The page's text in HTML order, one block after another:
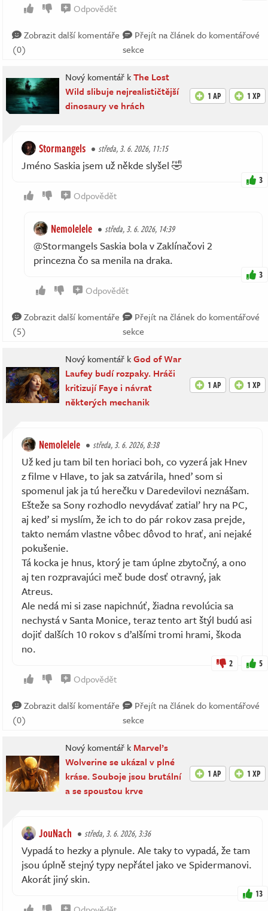
Odpovědět
Zobrazit další komentáře
(0)
Přejít na článek do komentářové
sekce
Nový komentář kThe Lost
Wild slibuje nejrealističtější
dinosaury ve hrách
1 AP 1 XP
Stormangels středa, 3. 6. 2026, 11:15
Jméno Saskia jsem už někde slyšel 🤣
3
Odpovědět
Nemolelele středa, 3. 6. 2026, 14:39
@Stormangels Saskia bola v Zaklínačovi 2
princezna čo sa menila na draka.
3
Odpovědět
Zobrazit další komentáře
(5)
Přejít na článek do komentářové
sekce
Nový komentář kGod of War
Laufey budí rozpaky. Hráči
kritizují Faye i návrat
některých mechanik
1 AP 1 XP
Nemolelele středa, 3. 6. 2026, 8:38
Už ked ju tam bil ten horiaci boh, co vyzerá jak Hnev
z filme v Hlave, to jak sa zatvárila, hneď som si
spomenul jak ja tú herečku v Daredevilovi neznášam.
Ešteže sa Sony rozhodlo nevydávať zatiaľ hry na PC,
aj keď si myslím, že ich to do pár rokov zasa prejde,
takto nemám vlastne vôbec dôvod to hrať, ani nejaké
pokušenie.
Tá kocka je hnus, ktorý je tam úplne zbytočný, a ono
aj ten rozpravajúci meč bude dosť otravný, jak
Atreus.
Ale nedá mi si zase napichnúť, žiadna revolúcia sa
nechystá v Santa Monice, teraz tento art štýl budú asi
dojiť dalších 10 rokov s ďalšími tromi hrami, škoda
no.
2 5
Odpovědět
Zobrazit další komentáře
(0)
Přejít na článek do komentářové
sekce
Nový komentář k Marvel’s
Wolverine se ukázal v plné
kráse. Souboje jsou brutální
a se spoustou krve
1 AP 1 XP
JouNach středa, 3. 6. 2026, 3:36
Vypadá to hezky a plynule. Ale taky to vypadá, že tam
jsou úplně stejný typy nepřátel jako ve Spidermanovi.
Akorát jiný skin.
13